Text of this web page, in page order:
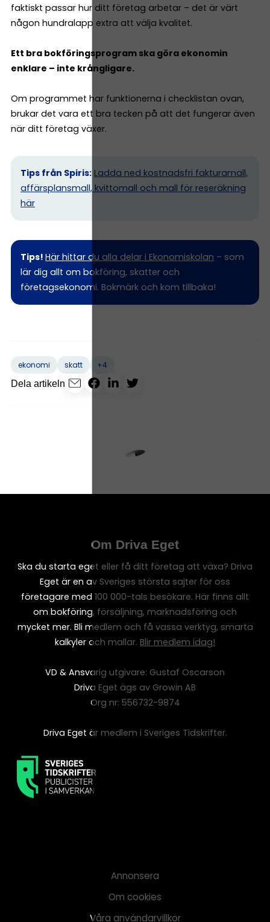
faktiskt passar hur ditt företag arbetar – det är värt
någon hundralapp extra att välja kvalitet.
Ett bra bokföringsprogram ska göra ekonomin
enklare – inte krångligare.
Om programmet har funktionerna i checklistan ovan,
brukar det vara ett bra tecken på att det fungerar även
när ditt företag växer.
Tips från Spiris: Ladda ned kostnadsfri fakturamall,
affärsplansmall, kvittomall och mall för reseräkning
här
Tips! Här hittar du alla delar i Ekonomiskolan – som
lär dig allt om bokföring, skatter och
företagsekonomi. Bokmärk och kom tillbaka!
ekonomi skatt
+4
Dela artikeln
Om Driva Eget
Ska du starta eget eller få ditt företag att växa? Driva
Eget är en av Sveriges största sajter för oss
företagare med 100 000-tals besökare. Här finns allt
om bokföring, försäljning, marknadsföring och
mycket mer. Bli medlem och få vassa verktyg, smarta
kalkyler och mallar. Blir medlem idag!
VD & Ansvarig utgivare: Gustaf Oscarson
Driva Eget ägs av Growin AB
Org nr: 556732-9874
Driva Eget är medlem i Sveriges Tidskrifter.
Annonsera
Om cookies
Våra användarvillkor